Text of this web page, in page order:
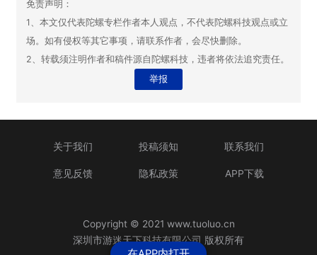
免责声明：
1、本文仅代表陀螺专栏作者本人观点，不代表陀螺科技观点或立
场。如有侵权等其它事项，请联系作者，会尽快删除。
2、转载须注明作者和稿件源自陀螺科技，违者将依法追究责任。
举报
关于我们 投稿须知 联系我们
意见反馈 隐私政策 APP下载
Copyright © 2021 www.tuoluo.cn
深圳市游迷天下科技有限公司 版权所有